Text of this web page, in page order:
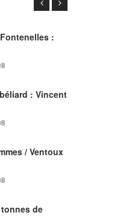
:
: Vincent
/ Ventoux
de